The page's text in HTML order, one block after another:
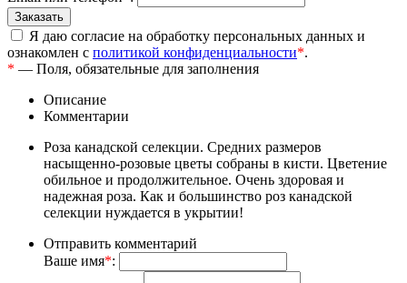
Я даю согласие на обработку персональных данных и
ознакомлен с политикой конфиденциальности*.
* — Поля, обязательные для заполнения
Описание
Комментарии
Роза канадской селекции. Средних размеров
насыщенно-розовые цветы собраны в кисти. Цветение
обильное и продолжительное. Очень здоровая и
надежная роза. Как и большинство роз канадской
селекции нуждается в укрытии!
Отправить комментарий
Ваше имя*: